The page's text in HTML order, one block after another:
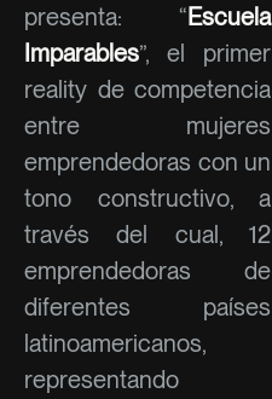
presenta: “Escuela
Imparables”, el primer
reality de competencia
entre mujeres
emprendedoras con un
tono constructivo, a
través del cual, 12
emprendedoras de
diferentes países
latinoamericanos,
representando